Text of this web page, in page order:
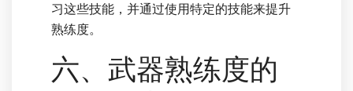
习这些技能，并通过使用特定的技能来提升
熟练度。
六、武器熟练度的